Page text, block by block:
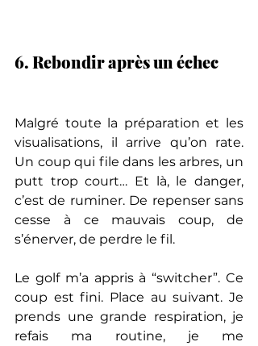
6. Rebondir après un échec
Malgré toute la préparation et les
visualisations, il arrive qu’on rate.
Un coup qui file dans les arbres, un
putt trop court… Et là, le danger,
c’est de ruminer. De repenser sans
cesse à ce mauvais coup, de
s’énerver, de perdre le fil.
Le golf m’a appris à “switcher”. Ce
coup est fini. Place au suivant. Je
prends une grande respiration, je
refais ma routine, je me